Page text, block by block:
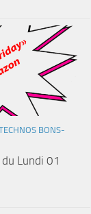
BONS-
Lundi 01